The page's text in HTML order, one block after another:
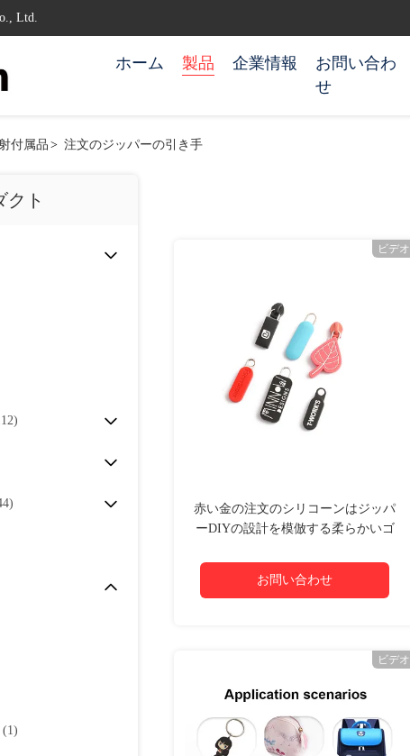
Ltd.
ホーム 製品 企業情報
お問い合わ
せ
付属品 > 注文のジッパーの引き手
クト
(1)
ビデオ
赤い金の注文のシリコーンはジッパ
ーDIYの設計を模倣する柔らかいゴ
お問い合わせ
ビデオ